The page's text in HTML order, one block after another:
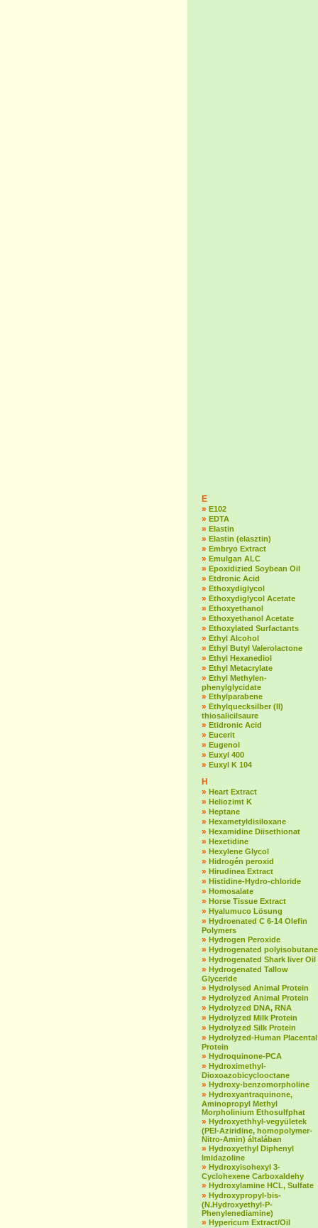
E
» E102
» EDTA
» Elastin
» Elastin (elasztin)
» Embryo Extract
» Emulgan ALC
» Epoxidizied Soybean Oil
» Etdronic Acid
» Ethoxydiglycol
» Ethoxydiglycol Acetate
» Ethoxyethanol
» Ethoxyethanol Acetate
» Ethoxylated Surfactants
» Ethyl Alcohol
» Ethyl Butyl Valerolactone
» Ethyl Hexanediol
» Ethyl Metacrylate
» Ethyl Methylen-
phenylglycidate
» Ethylparabene
» Ethylquecksilber (II)
thiosalicilsaure
» Etidronic Acid
» Eucerit
» Eugenol
» Euxyl 400
» Euxyl K 104
H
» Heart Extract
» Heliozimt K
» Heptane
» Hexametyldisiloxane
» Hexamidine Diisethionat
» Hexetidine
» Hexylene Glycol
» Hidrogén peroxid
» Hirudinea Extract
» Histidine-Hydro-chloride
» Homosalate
» Horse Tissue Extract
» Hyalumuco Lösung
» Hydroenated C 6-14 Olefin
Polymers
» Hydrogen Peroxide
» Hydrogenated polyisobutane
» Hydrogenated Shark liver Oil
» Hydrogenated Tallow
Glyceride
» Hydrolysed Animal Protein
» Hydrolyzed Animal Protein
» Hydrolyzed DNA, RNA
» Hydrolyzed Milk Protein
» Hydrolyzed Silk Protein
» Hydrolyzed-Human Placental
Protein
» Hydroquinone-PCA
» Hydroximethyl-
Dioxoazobicyclooctane
» Hydroxy-benzomorpholine
» Hydroxyantraquinone,
Aminopropyl Methyl
Morpholinium Ethosulfphat
» Hydroxyethhyl-vegyületek
(PEI-Aziridine, homopolymer-
Nitro-Amin) általában
» Hydroxyethyl Diphenyl
Imidazoline
» Hydroxyisohexyl 3-
Cyclohexene Carboxaldehy
» Hydroxylamine HCL, Sulfate
» Hydroxypropyl-bis-
(N.Hydroxyethyl-P-
Phenylenediamine)
» Hypericum Extract/Oil